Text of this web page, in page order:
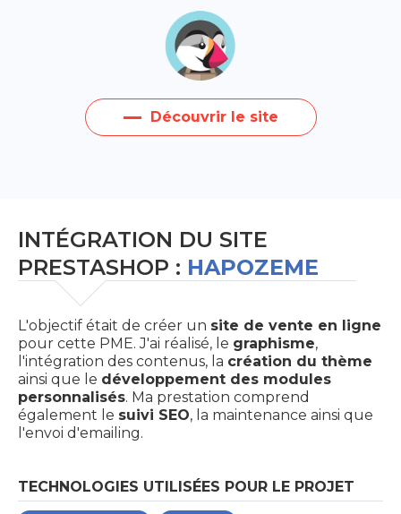
Découvrir le site
INTÉGRATION DU SITE
PRESTASHOP : HAPOZEME
L'objectif était de créer un site de vente en ligne
pour cette PME. J'ai réalisé, le graphisme,
l'intégration des contenus, la création du thème
ainsi que le développement des modules
personnalisés. Ma prestation comprend
également le suivi SEO, la maintenance ainsi que
l'envoi d'emailing.
TECHNOLOGIES UTILISÉES POUR LE PROJET